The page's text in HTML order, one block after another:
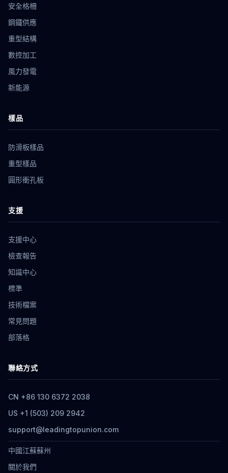
安全格柵
鋼鐵供應
重型結構
數控加工
風力發電
新能源
樣品
防滑板樣品
重型樣品
圓形衝孔板
支援
支援中心
檢查報告
知識中心
標準
技術檔案
常見問題
部落格
聯絡方式
CN +86 130 6372 2038
US +1 (503) 209 2942
support@leadingtopunion.com
中國江蘇蘇州
關於我們